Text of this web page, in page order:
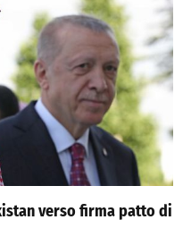
verso firma patto di